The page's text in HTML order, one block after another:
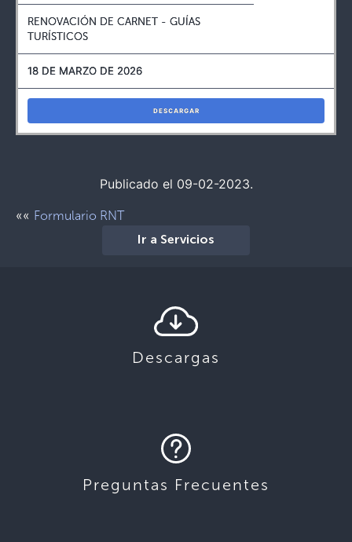
RENOVACIÓN DE CARNET - GUÍAS
TURÍSTICOS
18 DE MARZO DE 2026
DESCARGAR
Publicado el 09-02-2023.
«« Formulario RNT
Ir a Servicios
Descargas
Preguntas Frecuentes